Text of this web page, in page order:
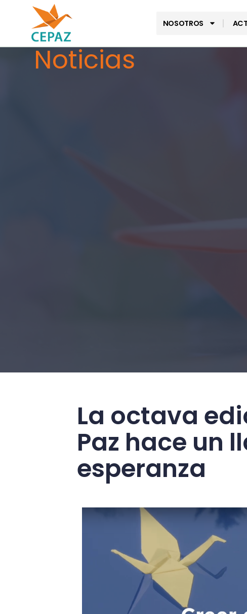
NOSOTROS
Noticias
La octava
Paz hace un
esperanza